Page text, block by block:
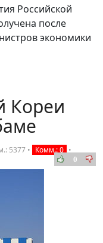
Российской
после
экономики
Кореи
5377 • Комм.: 0 •
0